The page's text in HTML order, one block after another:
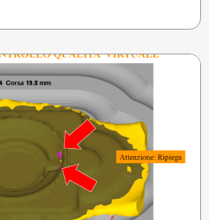
ambiente. Dopo 3